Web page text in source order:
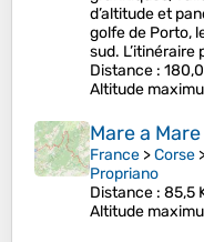
d’altitude et
golfe de Porto,
sud.
Distance :
Altitude
Mare a
France >Corse
Propriano
Distance : 85,5
Altitude